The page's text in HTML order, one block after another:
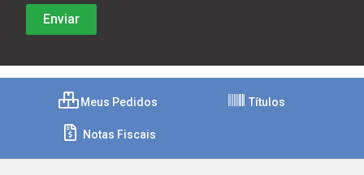
Meus Pedidos Títulos
Notas Fiscais